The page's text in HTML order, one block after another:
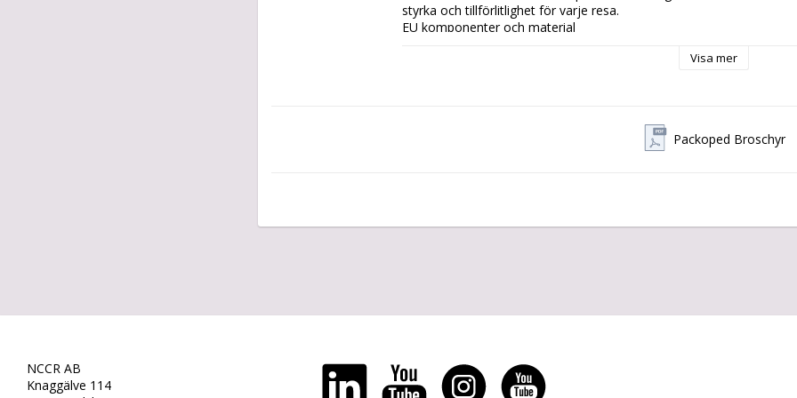
styrka och tillförlitlighet för varje resa.
EU komponenter och material
miljöpåverkan utan att kompromissa med kvaliteten.
No-Headache Drivetrain med lång batteriräckvidd
Nå din destination problemfritt och med stil.
40Nm levereras direkt till bakhjulet istället för att utsätta växellåda
med ett skjuthjälpmedel med 6 km/h.
Lågt underhåll och hög hållbarhet
Visa mer
Packoped Broschyr
NCCR AB
Knaggälve 114